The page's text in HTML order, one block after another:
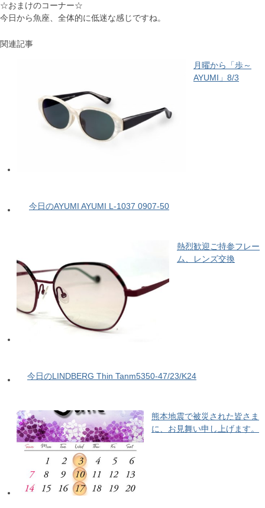
☆おまけのコーナー☆
今日から魚座、全体的に低迷な感じですね。
関連記事
月曜から「歩～
AYUMI」8/3
今日のAYUMI AYUMI L-1037 0907-50
熱烈歓迎ご持参フレー
ム、レンズ交換
今日のLINDBERG Thin Tanm5350-47/23/K24
熊本地震で被災された皆さま
に、お見舞い申し上げます。